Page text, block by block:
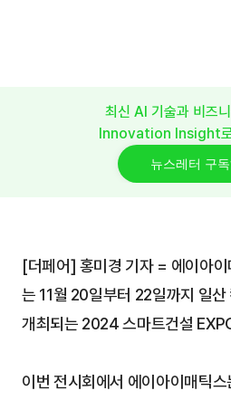
최신 AI 기술과 비즈
Innovation Insight로
뉴스레터 구
[더페어] 홍미경 기자 = 에이아
는 11월 20일부터 22일까지 일산
개최되는 2024 스마트건설
이번 전시회에서 에이아이매틱